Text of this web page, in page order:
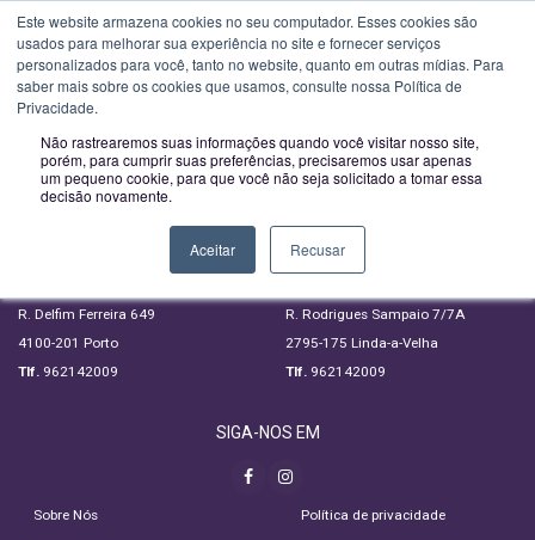
Este website armazena cookies no seu computador. Esses cookies são
usados ​​para melhorar sua experiência no site e fornecer serviços
personalizados para você, tanto no website, quanto em outras mídias. Para
saber mais sobre os cookies que usamos, consulte nossa Política de
Privacidade.
Não rastrearemos suas informações quando você visitar nosso site,
porém, para cumprir suas preferências, precisaremos usar apenas
um pequeno cookie, para que você não seja solicitado a tomar essa
decisão novamente.
Aceitar Recusar
Novo horário a partir de 01-02-2023:Segunda a Sexta das 09H00 às
13H00 e das 14H00 às 18:00
SUBSCREVA A NOSSA NEWSLETTER
R. Delfim Ferreira 649
4100-201 Porto
Tlf. 962142009
800 209 523
R. Rodrigues Sampaio 7/7A
2795-175 Linda-a-Velha
Tlf. 962142009
SIGA-NOS EM
Sobre Nós Política de privacidade